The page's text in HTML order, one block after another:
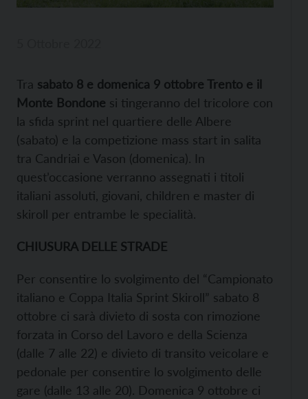
Tra sabato 8 e domenica 9 ottobre Trento e il
Monte Bondone si tingeranno del tricolore con
la sfida sprint nel quartiere delle Albere
(sabato) e la competizione mass start in salita
tra Candriai e Vason (domenica). In
quest’occasione verranno assegnati i titoli
italiani assoluti, giovani, children e master di
skiroll per entrambe le specialità.
CHIUSURA DELLE STRADE
Per consentire lo svolgimento del “Campionato
italiano e Coppa Italia Sprint Skiroll” sabato 8
ottobre ci sarà divieto di sosta con rimozione
forzata in Corso del Lavoro e della Scienza
(dalle 7 alle 22) e divieto di transito veicolare e
pedonale per consentire lo svolgimento delle
gare (dalle 13 alle 20). Domenica 9 ottobre ci